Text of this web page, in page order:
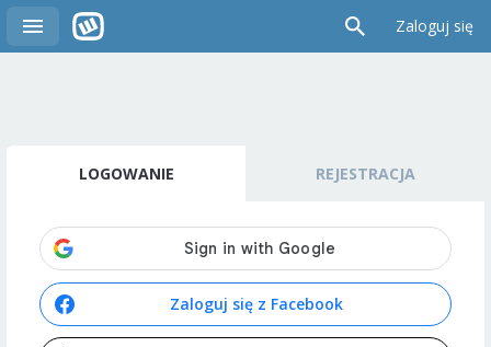
Zaloguj się
LOGOWANIE REJESTRACJA
Zaloguj się z Facebook